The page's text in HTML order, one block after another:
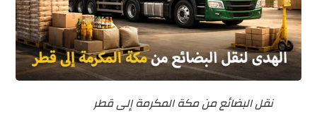
نقل البضائع من مكة المكرمة إلى قطر